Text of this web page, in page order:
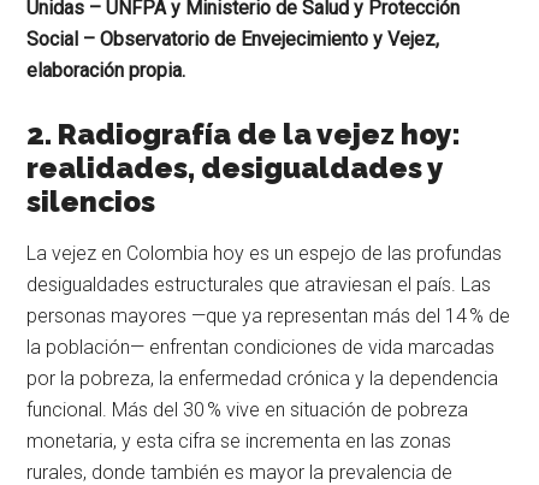
Unidas – UNFPA y Ministerio de Salud y Protección
Social – Observatorio de Envejecimiento y Vejez,
elaboración propia.
2. Radiografía de la vejez hoy:
realidades, desigualdades y
silencios
La vejez en Colombia hoy es un espejo de las profundas
desigualdades estructurales que atraviesan el país. Las
personas mayores —que ya representan más del 14 % de
la población— enfrentan condiciones de vida marcadas
por la pobreza, la enfermedad crónica y la dependencia
funcional. Más del 30 % vive en situación de pobreza
monetaria, y esta cifra se incrementa en las zonas
rurales, donde también es mayor la prevalencia de